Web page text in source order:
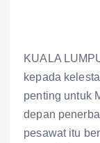
KUALA
kepada
penting untuk
depan
pesawat itu